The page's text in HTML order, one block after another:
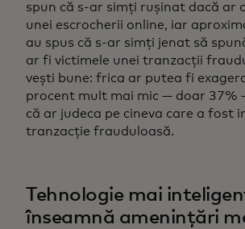
spun că s-ar simți rușinat dacă ar
unei escrocherii online, iar
au spus că s-ar simți jenat să
ar fi victimele unei tranzacții
vești bune: frica ar putea fi
procent mult mai mic — doar 37%
că ar judeca pe cineva care a fost
tranzacție frauduloasă.
Tehnologie mai
înseamnă amenințări